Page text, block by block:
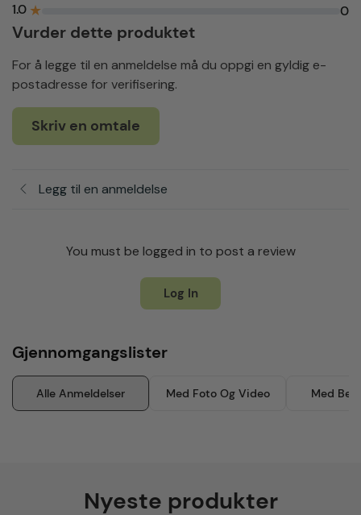
1.0 ★ 0
Vurder dette produktet
For å legge til en anmeldelse må du oppgi en gyldig e-
postadresse for verifisering.
Skriv en omtale
Legg til en anmeldelse
You must be logged in to post a review
Log In
Gjennomgangslister
Alle Anmeldelser Med Foto Og Video Med
Nyeste produkter